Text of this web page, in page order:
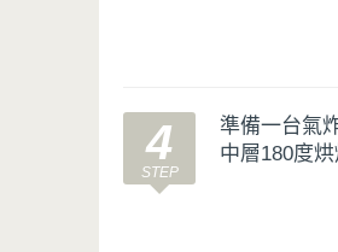
4
準備一台氣
中層180度